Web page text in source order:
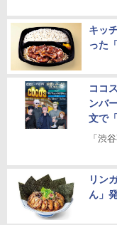
キッ
った
ココ
ンバ
文で
「渋
リン
ん」